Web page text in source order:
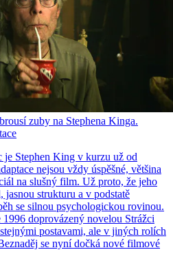
zuby na Stephena Kinga.
je Stephen King v kurzu už od
nejsou vždy úspěšné, většina
na slušný film. Už proto, že jeho
strukturu a v podstatě
se silnou psychologickou rovinou.
doprovázený novelou Strážci
postavami, ale v jiných rolích
se nyní dočká nové filmové